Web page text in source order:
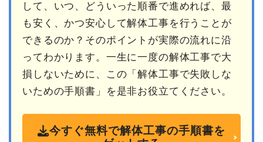
して、いつ、どういった順番で進めれば、最
も安く、かつ安心して解体工事を行うことが
できるのか？そのポイントが実際の流れに沿
ってわかります。一生に一度の解体工事で大
損しないために、この「解体工事で失敗しな
いための手順書」を是非お役立てください。
今すぐ無料で解体工事の手順書を